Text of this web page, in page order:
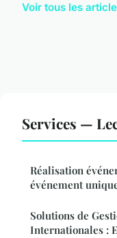
Voir tous les
Services —
Réalisation
événement
Solutions de
Internationales :